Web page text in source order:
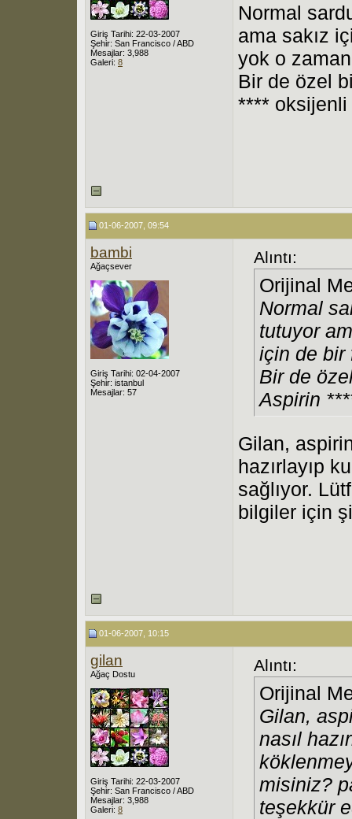
Giriş Tarihi: 22-03-2007
Şehir: San Francisco / ABD
Mesajlar: 3,988
Galeri: 8
Normal
ama sakız
yok o
Bir de özel
****
01-06-2007, 09:54
bambi
Ağaçsever
Giriş Tarihi: 02-04-2007
Şehir: istanbul
Mesajlar: 57
Alıntı:
Orijinal
Normal
tutuyor
için de bir
Bir de
Aspirin
Gilan,
hazırlayıp
sağlıyor.
bilgiler için
01-06-2007, 10:15
gilan
Ağaç Dostu
Giriş Tarihi: 22-03-2007
Şehir: San Francisco / ABD
Mesajlar: 3,988
Galeri: 8
Alıntı:
Orijinal
Gilan,
nasıl
misiniz?
teşekkür